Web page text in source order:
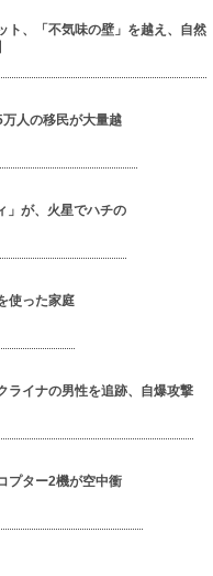
ト、「不気味の壁」を越え、自然
人の移民が大量越
」が、火星でハチの
使った家庭
ライナの男性を追跡、自爆攻撃
プター2機が空中衝